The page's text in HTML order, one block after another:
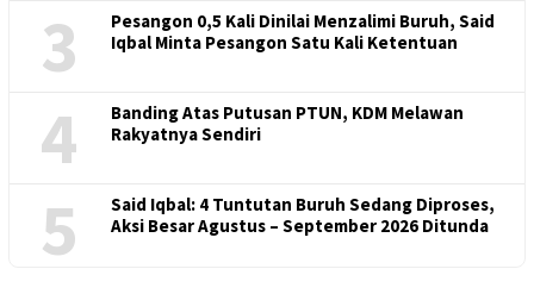
3
Pesangon 0,5 Kali Dinilai Menzalimi Buruh, Said
Iqbal Minta Pesangon Satu Kali Ketentuan
4
Banding Atas Putusan PTUN, KDM Melawan
Rakyatnya Sendiri
5
Said Iqbal: 4 Tuntutan Buruh Sedang Diproses,
Aksi Besar Agustus – September 2026 Ditunda